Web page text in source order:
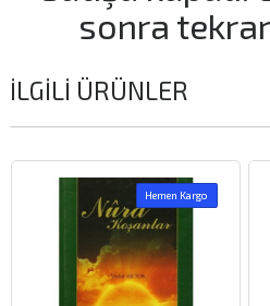
sonra
İLGILI ÜRÜNLER
Hemen Kargo